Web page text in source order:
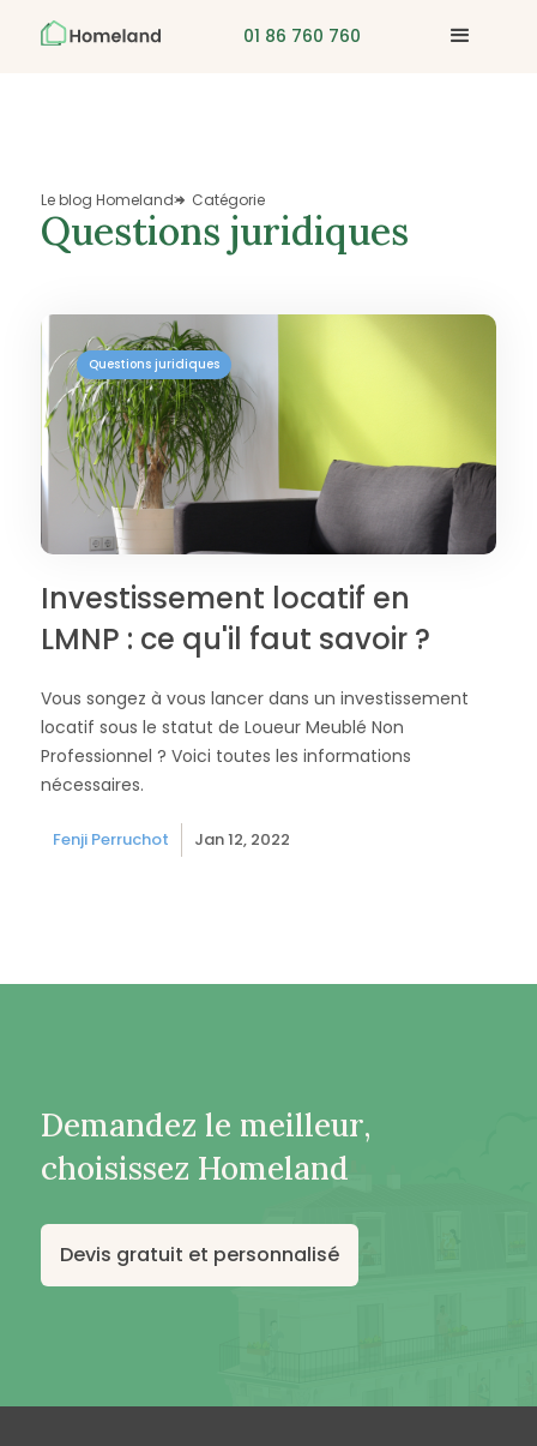
01 86 760 760
Le blog Homeland>
 Catégorie
Questions juridiques
Questions juridiques
Investissement locatif en
LMNP : ce qu'il faut savoir ?
Vous songez à vous lancer dans un investissement
locatif sous le statut de Loueur Meublé Non
Professionnel ? Voici toutes les informations
nécessaires.
Fenji Perruchot Jan 12, 2022
Demandez le meilleur,
choisissez Homeland
Devis gratuit et personnalisé